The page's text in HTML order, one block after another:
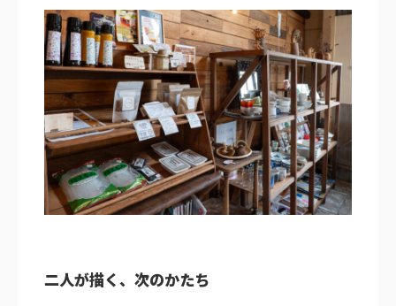
二人が描く、次のかたち